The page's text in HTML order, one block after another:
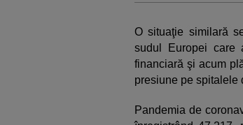
O situaţie similară
sudul Europei care
financiară şi acum
presiune pe spitalele
Pandemia de